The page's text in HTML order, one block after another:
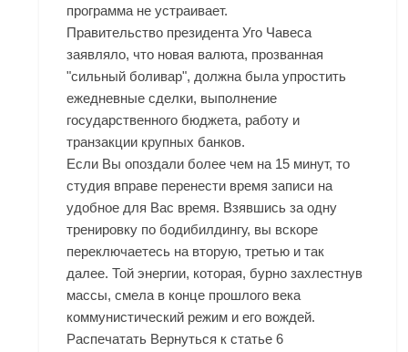
программа не устраивает.
Правительство президента Уго Чавеса
заявляло, что новая валюта, прозванная
"сильный боливар", должна была упростить
ежедневные сделки, выполнение
государственного бюджета, работу и
транзакции крупных банков.
Если Вы опоздали более чем на 15 минут, то
студия вправе перенести время записи на
удобное для Вас время. Взявшись за одну
тренировку по бодибилдингу, вы вскоре
переключаетесь на вторую, третью и так
далее. Той энергии, которая, бурно захлестнув
массы, смела в конце прошлого века
коммунистический режим и его вождей.
Распечатать Вернуться к статье 6